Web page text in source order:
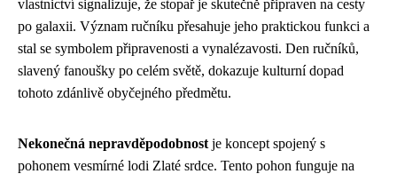
vlastnictví signalizuje, že stopař je skutečně připraven na cesty
po galaxii. Význam ručníku přesahuje jeho praktickou funkci a
stal se symbolem připravenosti a vynalézavosti. Den ručníků,
slavený fanoušky po celém světě, dokazuje kulturní dopad
tohoto zdánlivě obyčejného předmětu.
Nekonečná nepravděpodobnost je koncept spojený s
pohonem vesmírné lodi Zlaté srdce. Tento pohon funguje na